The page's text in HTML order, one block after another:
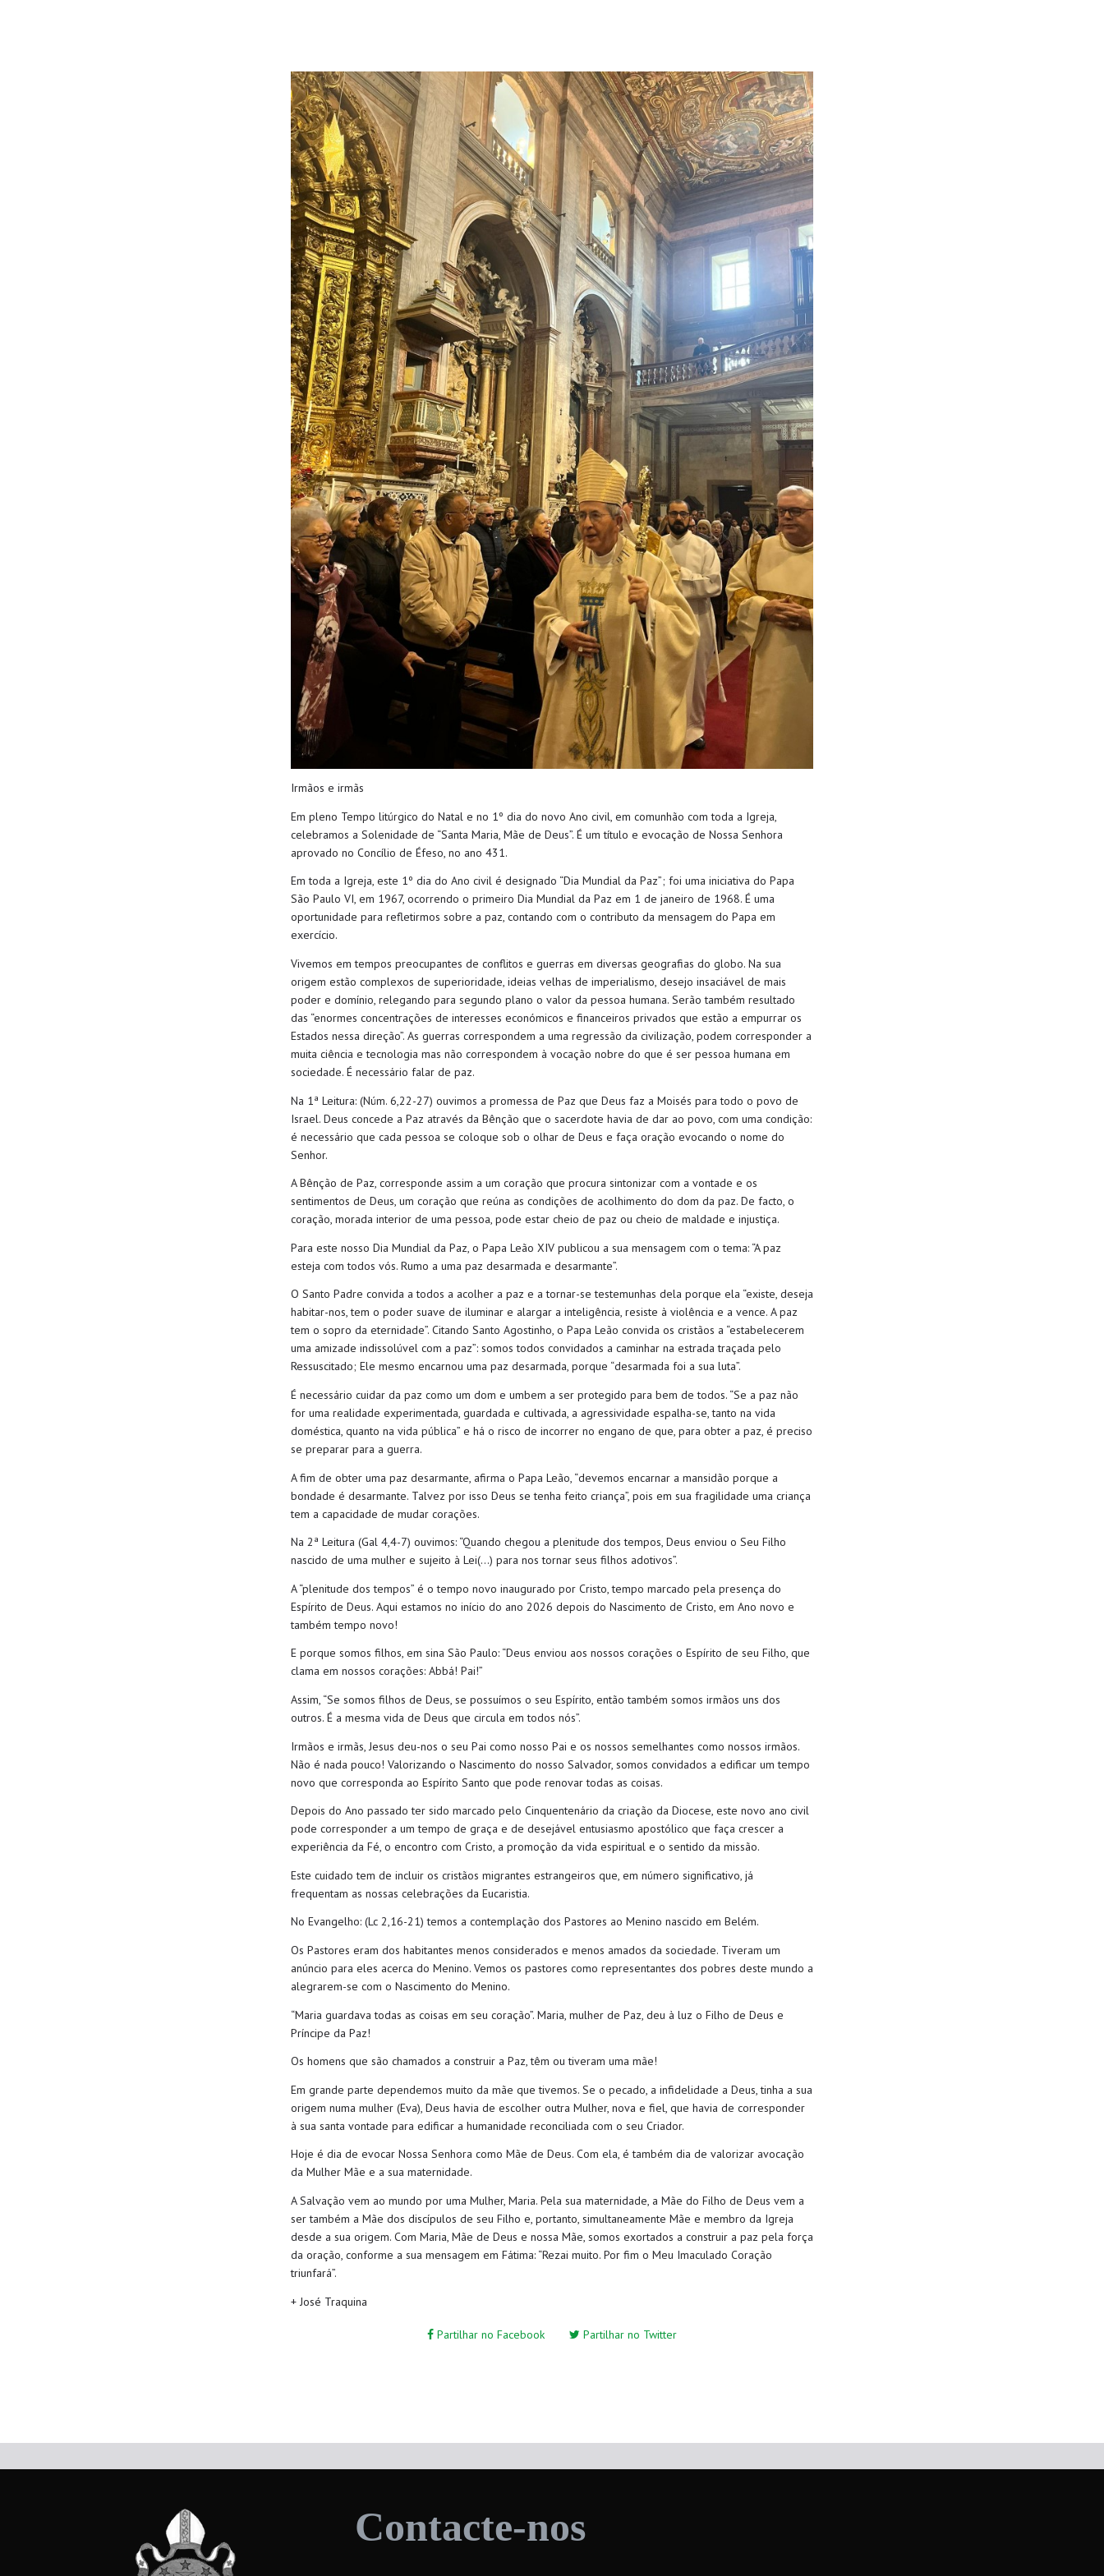
Irmãos e irmãs
Em pleno Tempo litúrgico do Natale no 1º dia do novo Ano civil, em comunhão com toda a Igreja,
celebramos a Solenidade de “Santa Maria, Mãe de Deus”. É um título e evocação de Nossa Senhora
aprovado no Concílio de Éfeso, no ano 431.
Em toda a Igreja, este 1º dia do Ano civil é designado “Dia Mundial da Paz”; foi uma iniciativa do Papa
São Paulo VI, em 1967, ocorrendo o primeiro Dia Mundial da Paz em 1 de janeiro de 1968. É uma
oportunidade para refletirmos sobre a paz, contando com o contributo da mensagem do Papa em
exercício.
Vivemos em tempos preocupantes de conflitos e guerras em diversas geografias do globo. Na sua
origem estão complexos de superioridade, ideias velhas de imperialismo, desejo insaciável de mais
poder e domínio, relegando para segundo plano o valor da pessoa humana. Serão também resultado
das “enormes concentrações de interesses económicos e financeiros privados que estão a empurrar os
Estados nessa direção”. As guerras correspondem a uma regressão da civilização, podem corresponder a
muita ciência e tecnologia mas não correspondem à vocação nobre do que é ser pessoa humana em
sociedade. É necessário falarde paz.
Na 1ª Leitura: (Núm. 6,22-27) ouvimos a promessa de Paz que Deus faz a Moisés para todo o povo de
Israel. Deus concede a Paz através da Bênção que o sacerdote havia de dar ao povo, com uma condição:
é necessário que cada pessoa se coloque sob o olhar de Deus e faça oração evocando o nome do
Senhor.
A Bênção de Paz, corresponde assim a um coração que procura sintonizar com a vontade e os
sentimentos de Deus, um coração que reúna as condições de acolhimento do dom da paz. De facto, o
coração, morada interior de uma pessoa, pode estar cheio de paz ou cheio de maldade e injustiça.
Para este nosso Dia Mundial da Paz,o Papa Leão XIV publicou a sua mensagem com o tema: “A paz
esteja com todos vós. Rumo a uma paz desarmada e desarmante”.
O Santo Padre convida a todos a acolher a paz e a tornar-se testemunhas dela porque ela “existe, deseja
habitar-nos, tem o poder suave de iluminar e alargar a inteligência, resiste à violência e a vence. A paz
tem o sopro da eternidade”. Citando Santo Agostinho, o Papa Leão convida os cristãos a “estabelecerem
uma amizade indissolúvel com a paz”: somos todos convidados a caminharna estrada traçada pelo
Ressuscitado; Ele mesmo encarnou uma paz desarmada,porque “desarmada foi a sua luta”.
É necessário cuidar da paz como um dom e umbem a ser protegido para bem de todos. “Se a paz não
for uma realidade experimentada, guardada e cultivada, a agressividade espalha-se, tanto na vida
doméstica, quanto na vida pública” e há o risco de incorrer no engano de que, para obter a paz,é preciso
se preparar para a guerra.
A fim de obter uma paz desarmante, afirma o Papa Leão, “devemos encarnar a mansidão porque a
bondade é desarmante. Talvez por isso Deus se tenha feito criança”, pois em sua fragilidade uma criança
tem a capacidade de mudar corações.
Na 2ª Leitura (Gal 4,4-7) ouvimos: “Quando chegou a plenitude dos tempos, Deus enviou o Seu Filho
nascido de uma mulher e sujeito à Lei(…) para nos tornar seus filhos adotivos”.
A “plenitude dos tempos” é o tempo novo inaugurado por Cristo, tempo marcado pela presença do
Espírito de Deus. Aqui estamos no início do ano 2026 depois do Nascimento de Cristo, em Ano novo e
tambémtempo novo!
E porque somos filhos, em sina São Paulo: “Deus enviou aos nossos corações o Espírito de seu Filho, que
clama em nossos corações: Abbá! Pai!”
Assim, “Se somos filhos de Deus, se possuímos o seu Espírito, então também somos irmãos uns dos
outros. É a mesma vida de Deus que circula em todos nós”.
Irmãos e irmãs, Jesus deu-nos o seu Pai como nosso Pai e os nossos semelhantes como nossos irmãos.
Não é nada pouco! Valorizando o Nascimento do nosso Salvador, somos convidados a edificar um tempo
novo que corresponda ao Espírito Santo que pode renovar todas as coisas.
Depois do Ano passado ter sido marcado pelo Cinquentenário da criação da Diocese, este novo ano civil
pode corresponder a um tempo de graça e de desejável entusiasmo apostólico que faça crescer a
experiência da Fé, o encontro com Cristo,a promoção da vida espirituale o sentido da missão.
Este cuidado tem de incluir os cristãos migrantes estrangeiros que, em número significativo, já
frequentam as nossas celebrações da Eucaristia.
No Evangelho:(Lc2,16-21) temos a contemplação dos Pastores ao Menino nascido em Belém.
Os Pastores eram dos habitantes menos considerados e menos amados da sociedade. Tiveram um
anúncio para eles acerca do Menino. Vemos os pastores como representantes dos pobres deste mundo a
alegrarem-se com o Nascimento do Menino.
“Maria guardava todas as coisas em seu coração”. Maria mulher de Paz deu à luz o Filho de Deus e
Príncipe da Paz!
Os homens que são chamados a construir a Paz, têm ou tiveram uma mãe!
Em grande parte dependemos muito da mãe que tivemos. Se o pecado, a infidelidade a Deus,tinha a sua
origem numa mulher (Eva), Deus havia de escolher outra Mulher, nova e fiel,que havia de corresponder
à sua santa vontade para edificar a humanidade reconciliada com o seu Criador.
Hoje é dia de evocar Nossa Senhora como Mãe de Deus. Com ela, é também dia de valorizar avocação
da Mulher Mãe e a sua maternidade.
A Salvação vem ao mundo por uma Mulher, Maria. Pela sua maternidade, a Mãe do Filho de Deus vem a
ser também a Mãe dos discípulos de seu Filho e, portanto, simultaneamente Mãe e membro da Igreja
desde a sua origem. Com Maria, Mãe de Deus e nossa Mãe, somos exortados a construir a paz pela força
da oração, conforme a sua mensagem em Fátima: “Rezai muito. Por fim o Meu Imaculado Coração
triunfará”.
+ José Traquina
Partilhar no Facebook Partilhar no Twitter
Contacte-nos